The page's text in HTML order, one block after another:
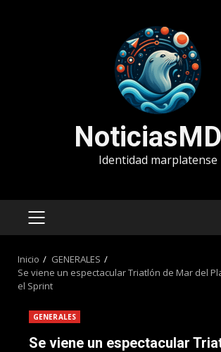
Identidad marplatense
MENÚ
Inicio
GENERALES
Se viene un espectacular Triatlón de Mar del
el Sprint
GENERALES
Se viene un espectacular